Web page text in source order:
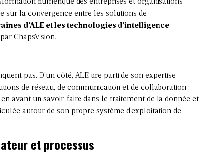
numérique des entreprises et organisations
sur la convergence entre les solutions de
d’ALE et les technologies d’intelligence
ChapsVision.
pas. D’un côté, ALE tire parti de son expertise
de réseau, de communication et de collaboration
en avant un savoir-faire dans le traitement de la donnée et
autour de son propre système d’exploitation de
et processus